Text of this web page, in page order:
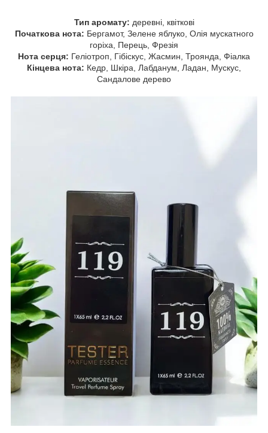
Тип аромату: деревні, квіткові
Початкова нота: Бергамот, Зелене яблуко, Олія мускатного
горіха, Перець, Фрезія
Нота серця: Геліотроп, Гібіскус, Жасмин, Троянда, Фіалка
Кінцева нота: Кедр, Шкіра, Лабданум, Ладан, Мускус,
Сандалове дерево